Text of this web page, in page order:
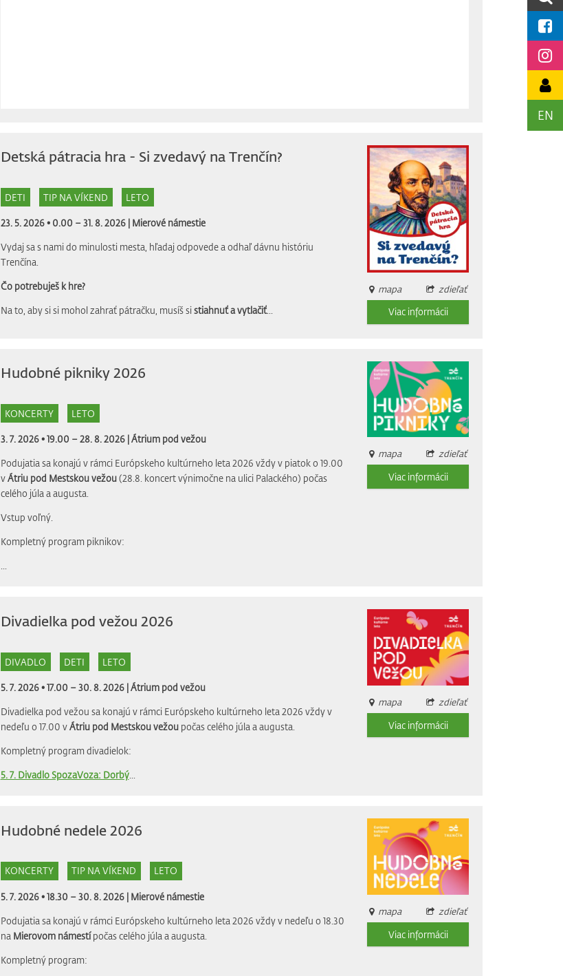
EN
Detská pátracia hra - Si zvedavý na Trenčín?
DETI TIP NA VÍKEND LETO
23. 5. 2026 • 0.00 – 31. 8. 2026 | Mierové námestie
Vydaj sa s nami do minulosti mesta, hľadaj odpovede a odhaľ dávnu históriu
Trenčína.
Čo potrebuješ k hre?
Na to, aby si si mohol zahrať pátračku, musíš sistiahnuť a vytlačiť...
mapa
zdieľať
Viac informácii
Hudobné pikniky 2026
KONCERTY LETO
3. 7. 2026 • 19.00 – 28. 8. 2026 |Átrium pod vežou
Podujatia sa konajú v rámci Európskeho kultúrneho leta 2026 vždy v piatok o 19.00
vÁtriu pod Mestskou vežou(28.8. koncert výnimočne na ulici Palackého) počas
celého júla a augusta.
Vstup voľný.
Kompletný program piknikov:
mapa
zdieľať
Viac informácii
Divadielka pod vežou 2026
DIVADLO DETI LETO
5. 7. 2026 • 17.00 – 30. 8. 2026 |Átrium pod vežou
Divadielka pod vežou sa konajú v rámci Európskeho kultúrneho leta 2026 vždy v
nedeľu o 17.00 vÁtriu pod Mestskou vežoupočas celého júla a augusta.
Kompletný program divadielok:
5. 7. Divadlo SpozaVoza: Dorbý...
mapa
zdieľať
Viac informácii
Hudobné nedele 2026
KONCERTY TIP NA VÍKEND LETO
5. 7. 2026 • 18.30 – 30. 8. 2026 | Mierové námestie
Podujatia sa konajú v rámci Európskeho kultúrneho leta 2026 vždy v nedeľu o 18.30
na Mierovom námestípočas celého júla a augusta.
Kompletný program:
mapa
zdieľať
Viac informácii